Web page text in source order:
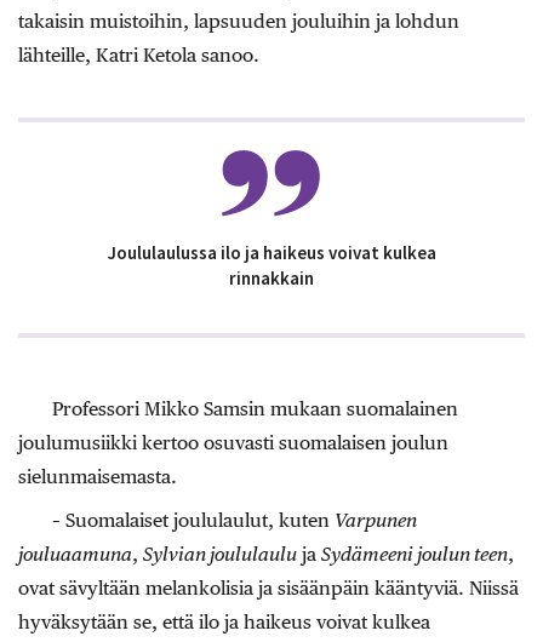
takaisin muistoihin, lapsuuden jouluihin ja lohdun
lähteille, Katri Ketola sanoo.
Joululaulussa ilo ja haikeus voivat kulkea
rinnakkain
Professori Mikko Samsin mukaan suomalainen
joulumusiikki kertoo osuvasti suomalaisen joulun
sielunmaisemasta.
– Suomalaiset joululaulut, kuten Varpunen
jouluaamuna, Sylvian joululaulu ja Sydämeeni joulun teen,
ovat sävyltään melankolisia ja sisäänpäin kääntyviä. Niissä
hyväksytään se, että ilo ja haikeus voivat kulkea